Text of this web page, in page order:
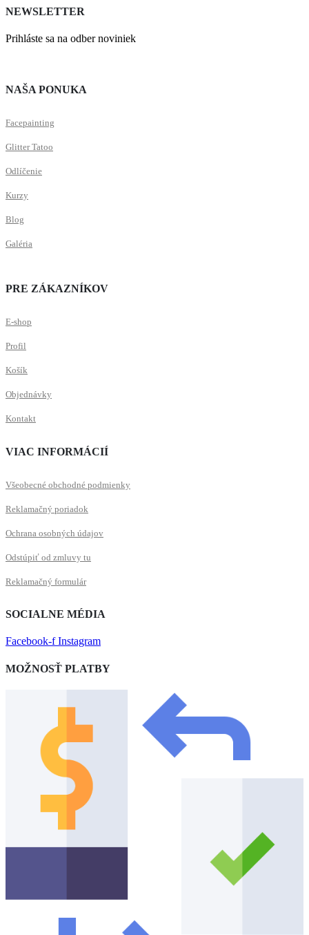
NEWSLETTER
Prihláste sa na odber noviniek
NAŠA PONUKA
Facepainting
Glitter Tatoo
Odlíčenie
Kurzy
Blog
Galéria
PRE ZÁKAZNÍKOV
E-shop
Profil
Košík
Objednávky
Kontakt
VIAC INFORMÁCIÍ
Všeobecné obchodné podmienky
Reklamačný poriadok
Ochrana osobných údajov
Odstúpiť od zmluvy tu
Reklamačný formulár
SOCIALNE MÉDIA
Facebook-f Instagram
MOŽNOSŤ PLATBY